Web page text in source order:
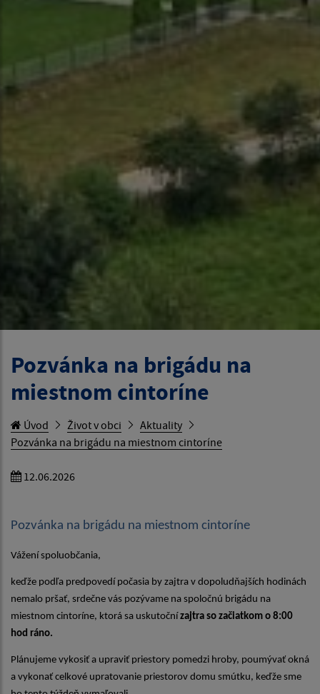
Pozvánka na brigádu na
miestnom cintoríne
Úvod Život v obci
Aktuality
Pozvánka na brigádu na miestnom cintoríne
12.06.2026
Pozvánka na brigádu na miestnom cintoríne
Vážení spoluobčania,
keďže podľa predpovedí počasia by zajtra v dopoludňajších hodinách
nemalo pršať, srdečne vás pozývame na spoločnú brigádu na
miestnom cintoríne, ktorá sa uskutoční zajtra so začiatkom o 8:00
hod ráno.
Plánujeme vykosiť a upraviť priestory pomedzi hroby, poumývať okná
a vykonať celkové upratovanie priestorov domu smútku, keďže sme